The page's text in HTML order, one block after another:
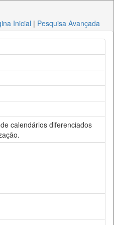
Inicial | Pesquisa Avançada
calendários diferenciados